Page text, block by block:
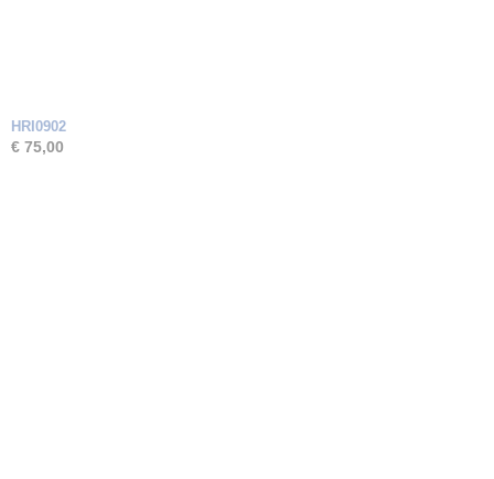
HRI0902
€ 75,00